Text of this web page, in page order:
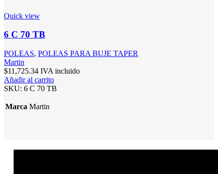
Quick view
6 C 70 TB
POLEAS, POLEAS PARA BUJE TAPER
Martin
$11,725.34 IVA incluido
Añadir al carrito
SKU: 6 C 70 TB
Marca Martin